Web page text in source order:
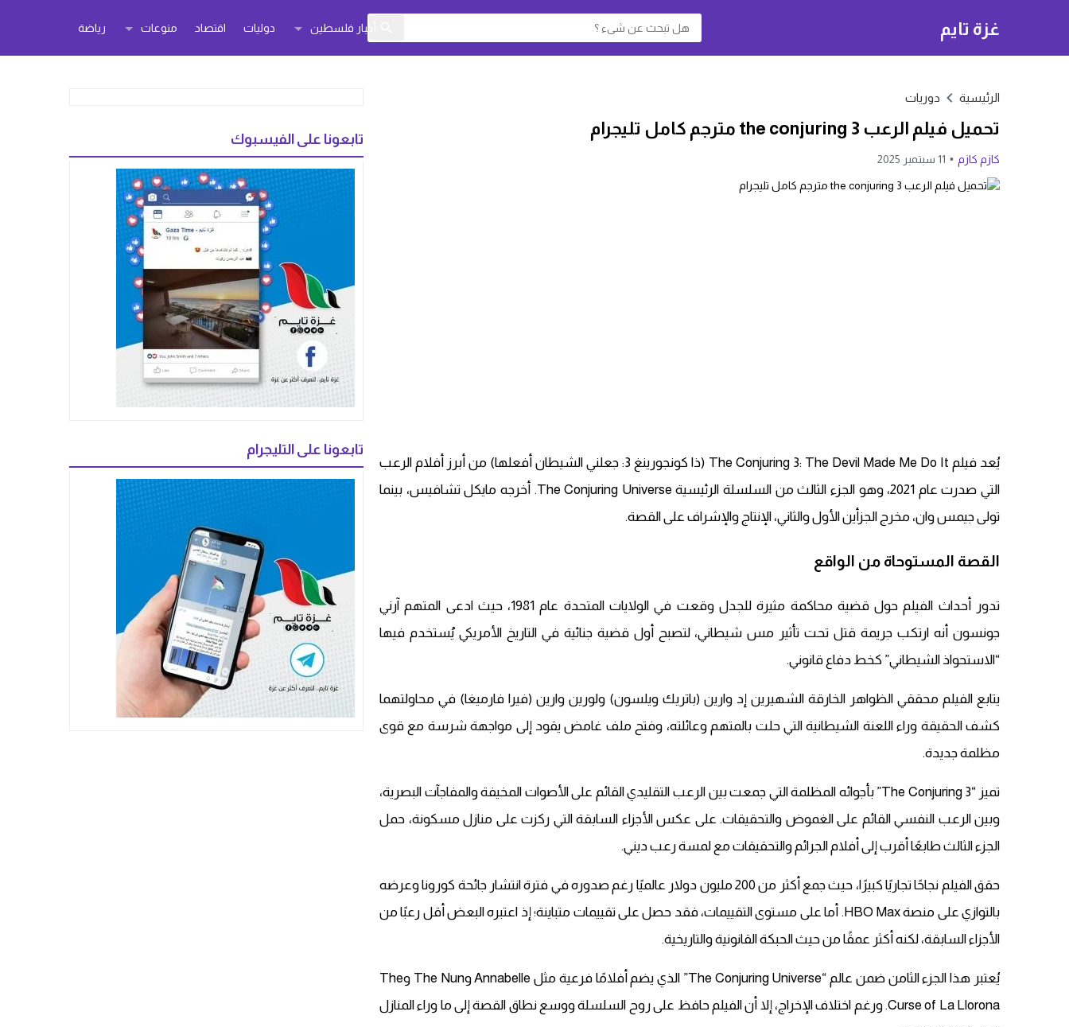
غزة تايم أخبار فلسطين دوليات اقتصاد منوعات رياضة
الرئيسية دوريات
تحميل فيلم الرعب the conjuring 3 مترجم كامل تليجرام
كازم كازم 11 سبتمبر 2025
يُعد فيلم The Conjuring 3: The Devil Made Me Do It (ذا كونجورينغ 3: جعلني الشيطان أفعلها) من أبرز أفلام الرعب
التي صدرت عام 2021، وهو الجزء الثالث من السلسلة الرئيسية The Conjuring Universe. أخرجه مايكل تشافيس، بينما
تولى جيمس وان، مخرج الجزأين الأول والثاني، الإنتاج والإشراف على القصة.
القصة المستوحاة من الواقع
تدور أحداث الفيلم حول قضية محاكمة مثيرة للجدل وقعت في الولايات المتحدة عام 1981، حيث ادعى المتهم آرني
جونسون أنه ارتكب جريمة قتل تحت تأثير مس شيطاني، لتصبح أول قضية جنائية في التاريخ الأمريكي يُستخدم فيها
“الاستحواذ الشيطاني” كخط دفاع قانوني.
يتابع الفيلم محققي الظواهر الخارقة الشهيرين إد وارين (باتريك ويلسون) ولورين وارين (فيرا فارميغا) في محاولتهما
كشف الحقيقة وراء اللعنة الشيطانية التي حلت بالمتهم وعائلته، وفتح ملف غامض يقود إلى مواجهة شرسة مع قوى
مظلمة جديدة.
تميز “The Conjuring 3” بأجوائه المظلمة التي جمعت بين الرعب التقليدي القائم على الأصوات المخيفة والمفاجآت البصرية،
وبين الرعب النفسي القائم على الغموض والتحقيقات. على عكس الأجزاء السابقة التي ركزت على منازل مسكونة، حمل
الجزء الثالث طابعًا أقرب إلى أفلام الجرائم والتحقيقات مع لمسة رعب ديني.
حقق الفيلم نجاحًا تجاريًا كبيرًا، حيث جمع أكثر من 200 مليون دولار عالميًا رغم صدوره في فترة انتشار جائحة كورونا وعرضه
بالتوازي على منصة HBO Max. أما على مستوى التقييمات، فقد حصل على تقييمات متباينة؛ إذ اعتبره البعض أقل رعبًا من
الأجزاء السابقة، لكنه أكثر عمقًا من حيث الحبكة القانونية والتاريخية.
يُعتبر هذا الجزء الثامن ضمن عالم “The Conjuring Universe” الذي يضم أفلامًا فرعية مثل Annabelle وThe Nun وThe
Curse of La Llorona. ورغم اختلاف الإخراج، إلا أن الفيلم حافظ على روح السلسلة ووسع نطاق القصة إلى ما وراء المنازل
تابعونا على الفيسبوك
تابعونا على التليجرام